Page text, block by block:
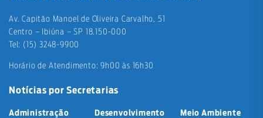
Av. Capitão Manoel de Oliveira Carvalho, 51
Centro – Ibiúna – SP 18.150-000
Tel: (15) 3248-9900
Horário de Atendimento: 9h00 às 16h30
Notícias por Secretarias
Administração
Desenvolvimento
Meio Ambiente